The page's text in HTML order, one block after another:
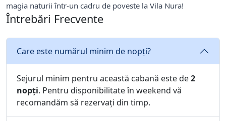
magia naturii într-un cadru de poveste la Vila Nura!
Întrebări Frecvente
Care este numărul minim de nopți?
Sejurul minim pentru această cabană este de2
nopți. Pentru disponibilitate în weekend vă
recomandăm să rezervați din timp.